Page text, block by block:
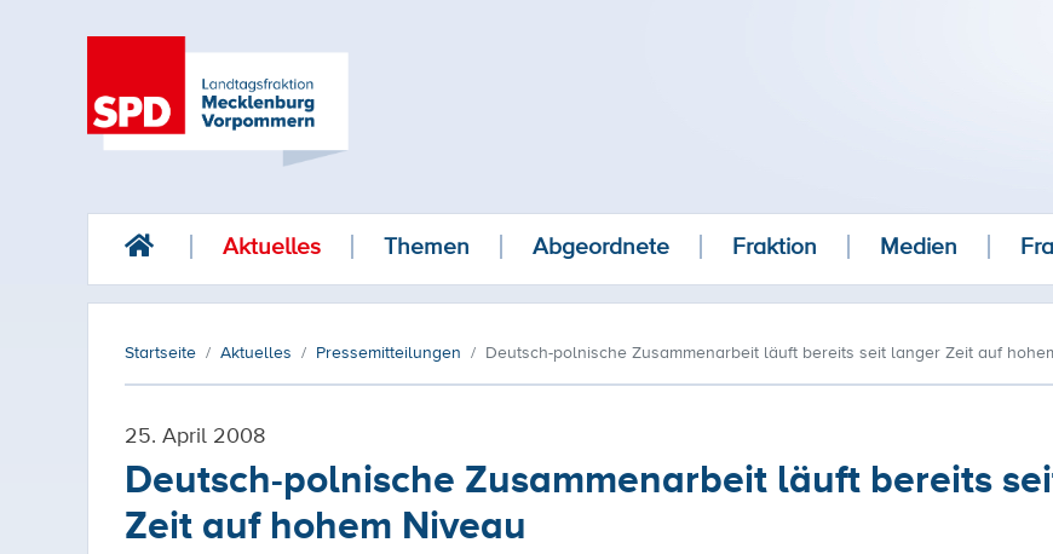
Aktuelles Themen Abgeordnete Fraktion Medien
Startseite Aktuelles Pressemitteilungen Deutsch-polnische Zusammenarbeit läuft bereits seit langer Zeit auf
25. April 2008
Deutsch-polnische Zusammenarbeit läuft bereits
Zeit auf hohem Niveau